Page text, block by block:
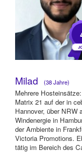
Milad (38 Jahre)
Mehrere
Matrix 21 auf der in
Hannover, über NRW
Windenergie in
der Ambiente in
Victoria Promotions.
tätig im Bereich des